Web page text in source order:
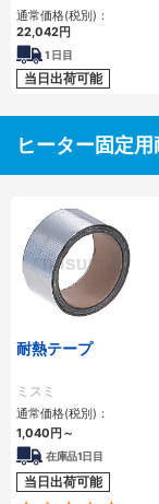
通常価格(税別)：
22,042円
1 日目
当日出荷可能
ヒーター固定
耐熱テープ
ミスミ
通常価格(税別)：
1,040円 ～
在庫品1日目
当日出荷可能